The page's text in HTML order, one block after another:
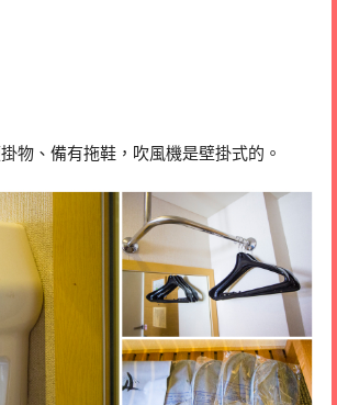
物、備有拖鞋，吹風機是壁掛式的。